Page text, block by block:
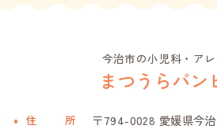
今治市の小児科・ア
まつうらバン
住 所 〒794-0028 愛媛県今